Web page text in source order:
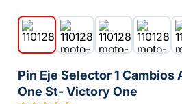
Pin Eje Selector 1
One St- Victory One